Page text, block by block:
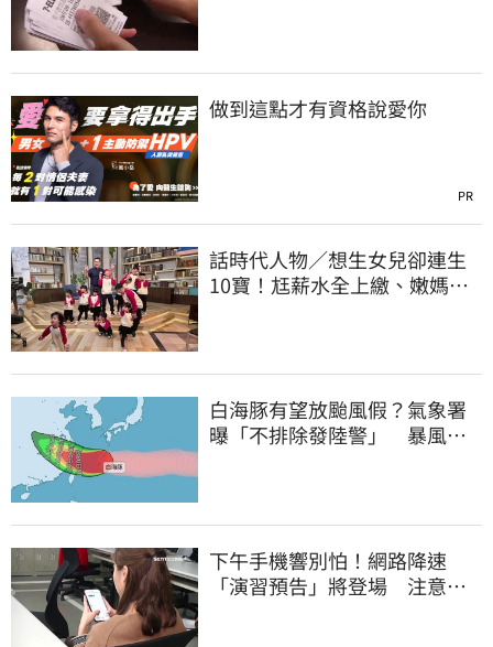
做到這點才有資格說愛你
PR
話時代人物／想生女兒卻連生
10寶！尪薪水全上繳、嫩媽吐
白海豚有望放颱風假？氣象署
曝「不排除發陸警」 暴風圈
下午手機響別怕！網路降速
「演習預告」將登場 注意事